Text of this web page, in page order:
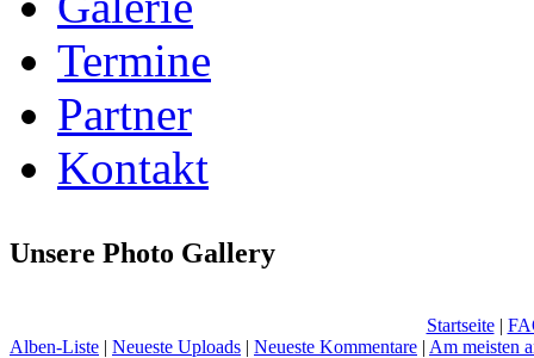
Termine
Partner
Kontakt
Unsere Photo Gallery
Startseite|
Alben-Liste | Neueste Uploads | Neueste Kommentare | Am meisten